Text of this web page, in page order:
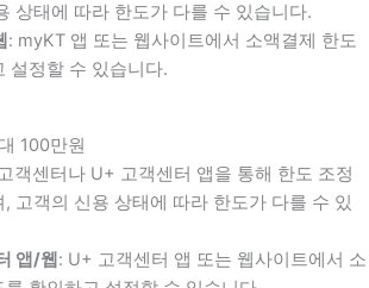
상태에 따라 한도가 다를 수 있습니다.
: myKT 앱 또는 웹사이트에서 소액결제 한도
설정할 수 있습니다.
100만원
객센터나 U+ 고객센터 앱을 통해 한도 조정
, 고객의 신용 상태에 따라 한도가 다를 수 있
앱/웹 : U+ 고객센터 앱 또는 웹사이트에서 소